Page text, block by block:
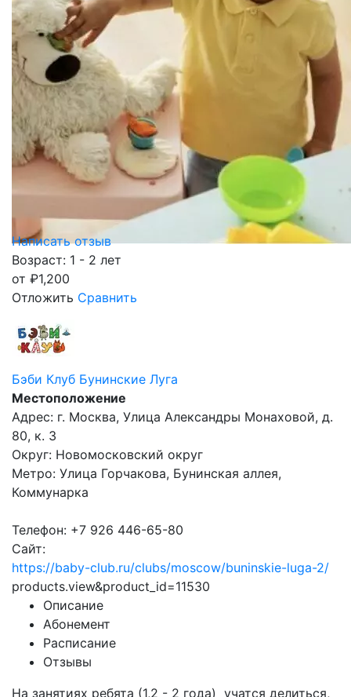
Написать отзыв
Возраст: 1 - 2 лет
от ₽1,200
Отложить Сравнить
Бэби Клуб Бунинские Луга
Местоположение
Адрес: г. Москва, Улица Александры Монаховой, д.
80, к. 3
Округ: Новомосковский округ
Метро: Улица Горчакова, Бунинская аллея,
Коммунарка
Телефон: +7 926 446-65-80
Сайт:
https://baby-club.ru/clubs/moscow/buninskie-luga-2/
products.view&product_id=11530
Описание
Абонемент
Расписание
Отзывы
На занятиях ребята (1,2 - 2 года) учатся делиться,